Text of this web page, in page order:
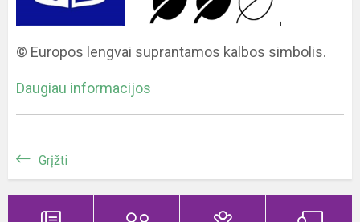
© Europos lengvai suprantamos kalbos simbolis.
Daugiau informacijos
Grįžti